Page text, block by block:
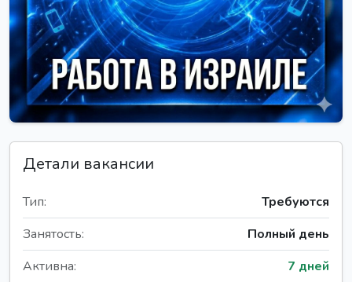
Детали вакансии
Тип:
Требуются
Занятость:
Полный день
Активна:
7 дней